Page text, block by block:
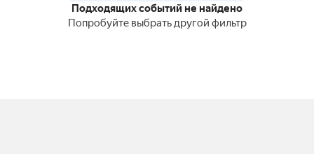
Подходящих событий не найдено
Попробуйте выбрать другой фильтр